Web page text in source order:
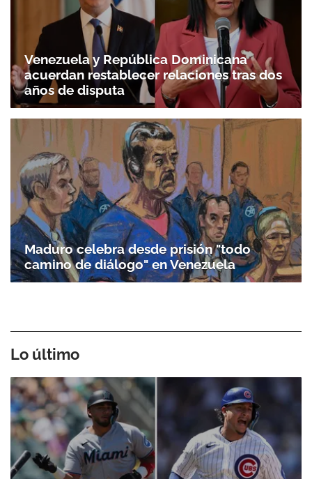
Venezuela y República Dominicana
acuerdan restablecer relaciones tras dos
años de disputa
Maduro celebra desde prisión "todo
camino de diálogo" en Venezuela
Lo último